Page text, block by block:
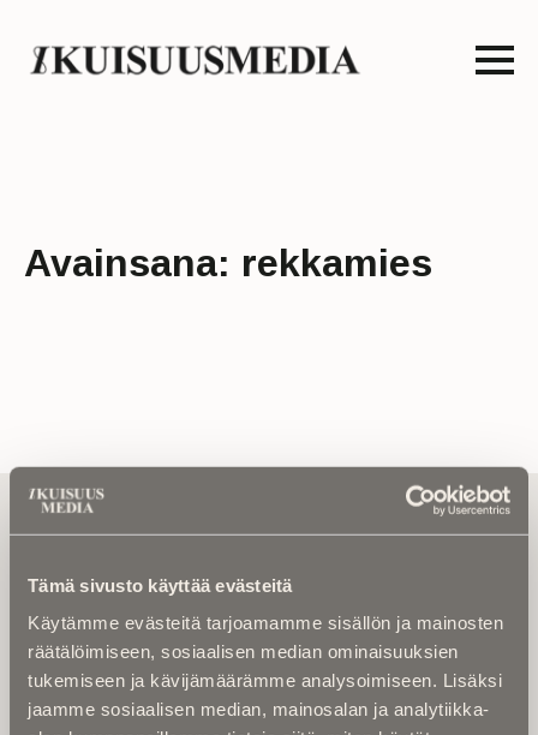
Tämä sivusto käyttää evästeitä
Käytämme evästeitä tarjoamamme sisällön ja mainosten
räätälöimiseen, sosiaalisen median ominaisuuksien
tukemiseen ja kävijämäärämme analysoimiseen. Lisäksi
jaamme sosiaalisen median, mainosalan ja analytiikka-
Avainsana: rekkamies
Tilaa uutiskirje - Pääset heti parhaiden
artikkelien pariin!
Kirjoita alle sähköpostiosoitteesi niin saat kaksi kertaa
etteivät kiinnostavat artikkelit jää huomaamatta.
Uutiskirje on maksuton eikä se velvoita mihinkään.
Kirjoita tähän sähköpostiosoite, johon haluat uutiskirjeen
tulevan: